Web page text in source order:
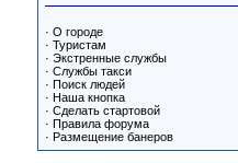
· О городе
· Туристам
· Экстренные службы
· Службы такси
· Поиск людей
· Наша кнопка
· Сделать стартовой
· Правила форума
· Размещение банеров